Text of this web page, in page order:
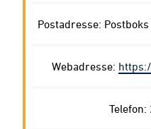
Postadresse:
Webadresse: